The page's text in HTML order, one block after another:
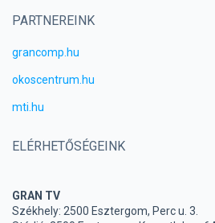
PARTNEREINK
grancomp.hu
okoscentrum.hu
mti.hu
ELÉRHETŐSÉGEINK
GRAN TV
Székhely: 2500 Esztergom, Perc u. 3.